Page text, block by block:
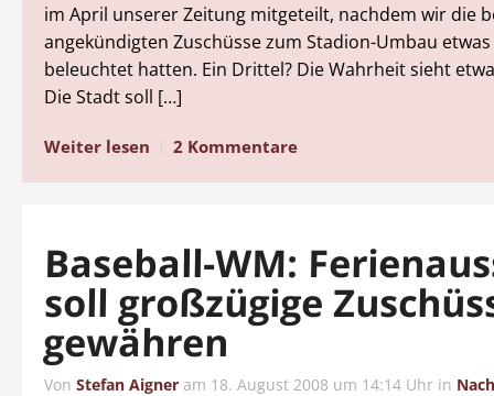
im April unserer Zeitung mitgeteilt, nachdem wir die
angekündigten Zuschüsse zum Stadion-Umbau
beleuchtet hatten. Ein Drittel? Die Wahrheit sieht
Die Stadt soll […]
Weiter lesen 2 Kommentare
Baseball-WM:
soll großzügige
gewähren
Von Stefan Aigner am 18. August 2008 um 14:14 Uhr in